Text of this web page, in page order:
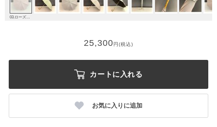
25,300円(税込)
カートに入れる
お気に入りに追加